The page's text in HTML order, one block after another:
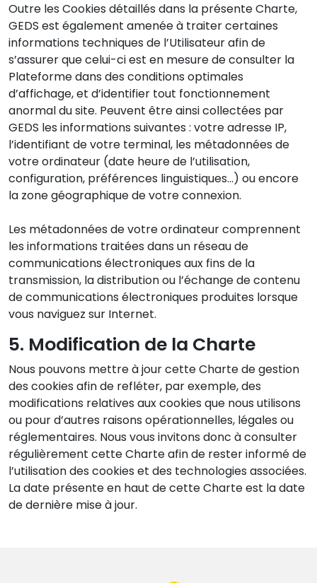
Outre les Cookies détaillés dans la présente Charte,
GEDS est également amenée à traiter certaines
informations techniques de l’Utilisateur afin de
s’assurer que celui-ci est en mesure de consulter la
Plateforme dans des conditions optimales
d’affichage, et d’identifier tout fonctionnement
anormal du site. Peuvent être ainsi collectées par
GEDS les informations suivantes : votre adresse IP,
l’identifiant de votre terminal, les métadonnées de
votre ordinateur (date heure de l’utilisation,
configuration, préférences linguistiques…) ou encore
la zone géographique de votre connexion.
Les métadonnées de votre ordinateur comprennent
les informations traitées dans un réseau de
communications électroniques aux fins de la
transmission, la distribution ou l’échange de contenu
de communications électroniques produites lorsque
vous naviguez sur Internet.
5. Modification de la Charte
Nous pouvons mettre à jour cette Charte de gestion
des cookies afin de refléter, par exemple, des
modifications relatives aux cookies que nous utilisons
ou pour d’autres raisons opérationnelles, légales ou
réglementaires. Nous vous invitons donc à consulter
régulièrement cette Charte afin de rester informé de
l’utilisation des cookies et des technologies associées.
La date présente en haut de cette Charte est la date
de dernière mise à jour.